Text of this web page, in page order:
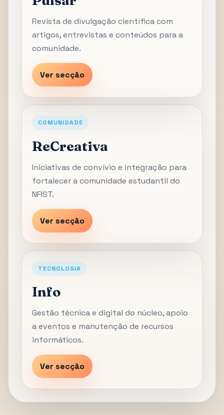
Revista de divulgação científica com
artigos, entrevistas e conteúdos para a
comunidade.
Ver secção
COMUNIDADE
ReCreativa
Iniciativas de convívio e integração para
fortalecer a comunidade estudantil do
NFIST.
Ver secção
TECNOLOGIA
Info
Gestão técnica e digital do núcleo, apoio
a eventos e manutenção de recursos
informáticos.
Ver secção